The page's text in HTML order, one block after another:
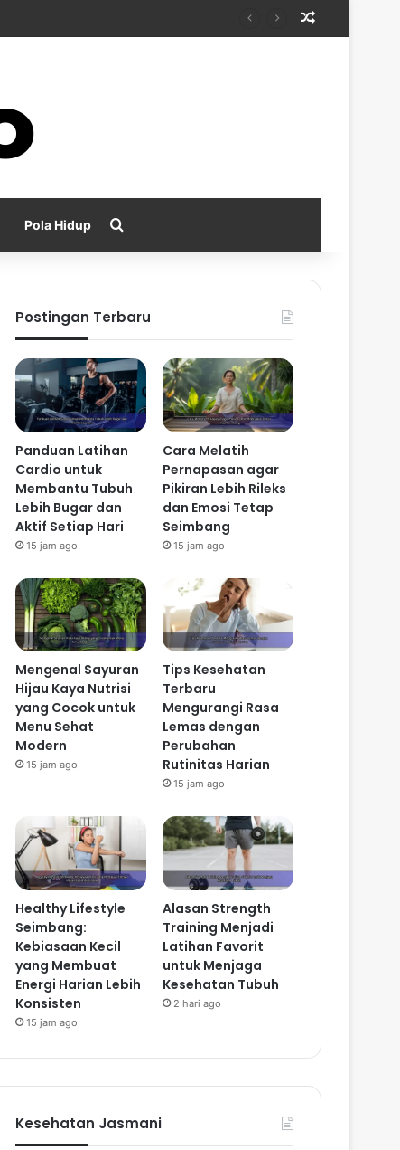
Pola Hidup
Postingan Terbaru
Panduan Latihan
Cardio untuk
Membantu Tubuh
Lebih Bugar dan
Aktif Setiap Hari
15 jam ago
Cara Melatih
Pernapasan agar
Pikiran Lebih Rileks
dan Emosi Tetap
Seimbang
15 jam ago
Mengenal Sayuran
Hijau Kaya Nutrisi
yang Cocok untuk
Menu Sehat
Modern
15 jam ago
Tips Kesehatan
Terbaru
Mengurangi Rasa
Lemas dengan
Perubahan
Rutinitas Harian
15 jam ago
Healthy Lifestyle
Seimbang:
Kebiasaan Kecil
yang Membuat
Energi Harian Lebih
Konsisten
15 jam ago
Alasan Strength
Training Menjadi
Latihan Favorit
untuk Menjaga
Kesehatan Tubuh
2 hari ago
Kesehatan Jasmani